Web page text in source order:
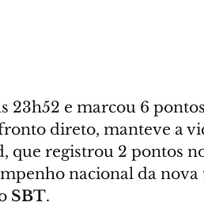
23h52 e marcou 6
direto, manteve a
que registrou 2 pontos
nacional da
SBT.